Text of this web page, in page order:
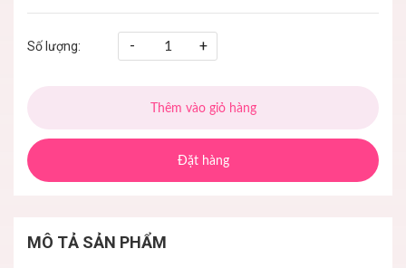
Số lượng: - +
Thêm vào giỏ hàng
Đặt hàng
MÔ TẢ SẢN PHẨM